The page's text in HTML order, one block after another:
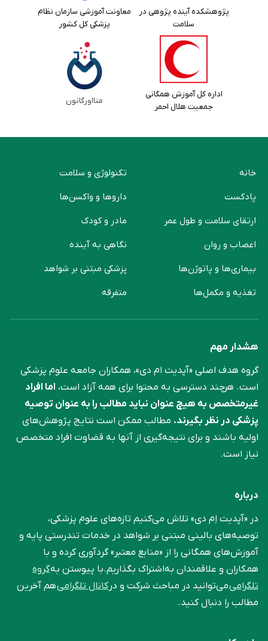
پژوهشکده آینده پژوهی در
سلامت
معاونت آموزشی سازمان نظام
پزشکی کل کشور
اداره کل آموزش همگانی
جمعیت هلال احمر
متااورگانون
خانه
پادکست
ارتقای سلامت و طول عمر
اعصاب و روان
بیماری‌ها و پاتوژن‌ها
تغذیه و مکمل‌ها
تکنولوژی و سلامت
دارو‌ها و واکسن‌ها
مادر و کودک
نگاهی به آینده
پزشکی مبتنی بر شواهد
متفرقه
هشدار مهم
گروه هدف اصلی «آپدیت ام دی»، همکاران جامعه علوم ‌پزشکی
است. هرچند دسترسی به محتوا برای همه آزاد است، اما افراد
غیرمتخصص به هیچ عنوان نباید مطالب را به عنوان توصیه
پزشکی در نظر بگیرند. مطالب ممکن است نتایج پژوهش‌های
اولیه باشند و برای نتیجه‌گیری از آنها به قضاوت افراد متخصص
نیاز است.
درباره
در «آپدیت اِم دی» تلاش می‌کنیم تازه‌های علوم پزشکی،
توصیه‌های بالینی مبتنی بر شواهد در خدمات تندرستی پایه و
آموزش‌های همگانی را از «منابع معتبر» گردآوری کرده و با
همکاران و علاقمندان به‌اشتراک بگذاریم.با پیوستن بهگروه
تلگرامیمی‌توانید در مباحث شرکت و درکانال تلگرامیهم آخرین
مطالب را دنبال کنید.